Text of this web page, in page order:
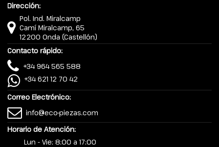
Dirección:
Pol. Ind. Miralcamp
Camí Miralcamp, 65
12200 Onda (Castellón)
Contacto rápido:
+34 964 565 588
+34 621 12 70 42
Correo Electrónico:
info@eco-piezas.com
Horario de Atención:
Lun - Vie: 8:00 a 17:00